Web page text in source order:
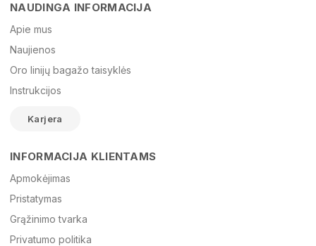
El. paštas
Žinutė
NAUDINGA INFORMACIJA
Apie mus
Naujienos
Oro linijų bagažo taisyklės
Instrukcijos
Karjera
INFORMACIJA KLIENTAMS
Apmokėjimas
Pristatymas
Grąžinimo tvarka
Privatumo politika